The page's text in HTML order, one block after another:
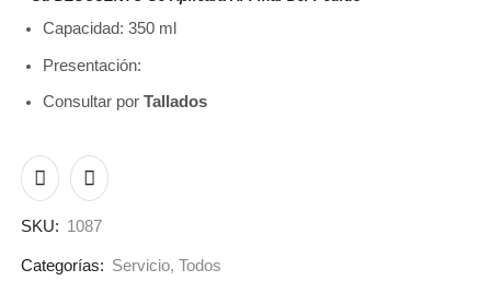
Capacidad: 350 ml
Presentación:
Consultar porTallados
SKU: 1087
Categorías: Servicio,Todos